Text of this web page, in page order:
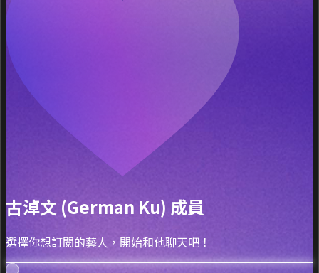
古淖文 (German Ku) 成員
選擇你想訂閱的藝人，開始和他聊天吧！